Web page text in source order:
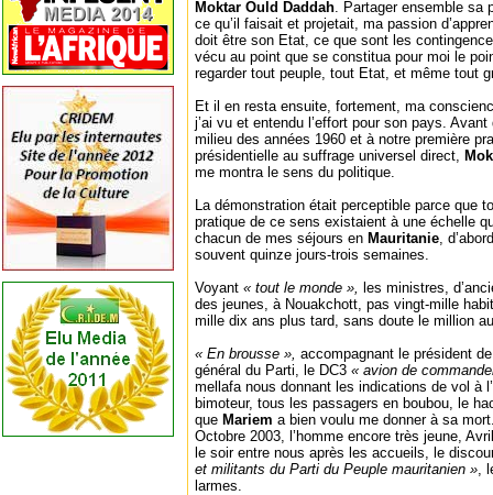
Moktar Ould Daddah. Partager ensemble sa
ce qu’il faisait et projetait, ma passion
doit être son Etat, ce que sont les
vécu au point que se constitua pour moi le
regarder tout peuple, tout Etat, et même tout
Et il en resta ensuite, fortement, ma
j’ai vu et entendu l’effort pour son pays.
milieu des années 1960 et à notre première
présidentielle au suffrage universel direct,
me montra le sens du politique.
La démonstration était perceptible parce que
pratique de ce sens existaient à une échelle
chacun de mes séjours en Mauritanie,
souvent quinze jours-trois semaines.
Voyant « tout le monde », les ministres,
des jeunes, à Nouakchott, pas vingt-mille
mille dix ans plus tard, sans doute le million
« En brousse », accompagnant le président
général du Parti, le DC3 « avion de
mellafa nous donnant les indications de vol à
bimoteur, tous les passagers en boubou, le
que Mariem a bien voulu me donner à sa
Octobre 2003, l’homme encore très jeune,
le soir entre nous après les accueils, le
et militants du Parti du Peuple mauritanien »,
larmes.